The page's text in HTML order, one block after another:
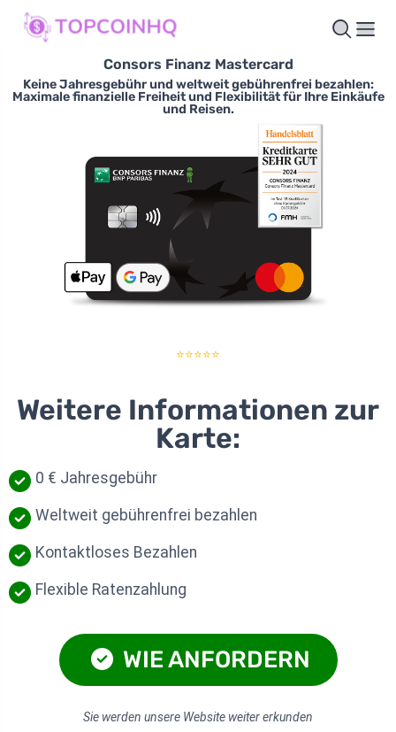
Consors Finanz Mastercard
Keine Jahresgebühr und weltweit gebührenfrei bezahlen:
Maximale finanzielle Freiheit und Flexibilität für Ihre Einkäufe
und Reisen.
⭐⭐⭐⭐⭐
Weitere Informationen zur
Karte:
0 € Jahresgebühr
Weltweit gebührenfrei bezahlen
Kontaktloses Bezahlen
Flexible Ratenzahlung
WIE ANFORDERN
Sie werden unsere Website weiter erkunden